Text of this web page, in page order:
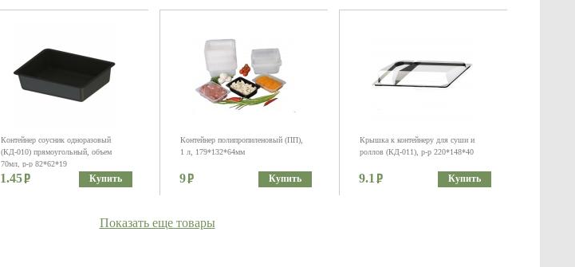
Контейнер соусник одноразовый
(КД-010) прямоугольный, объем
70мл, р-р 82*62*19
1.45 Купить
Контейнер полипропиленовый (ПП),
1 л, 179*132*64мм
9 Купить
Крышка к контейнеру для суши и
роллов (КД-011), р-р 220*148*40
9.1 Купить
Показать еще товары